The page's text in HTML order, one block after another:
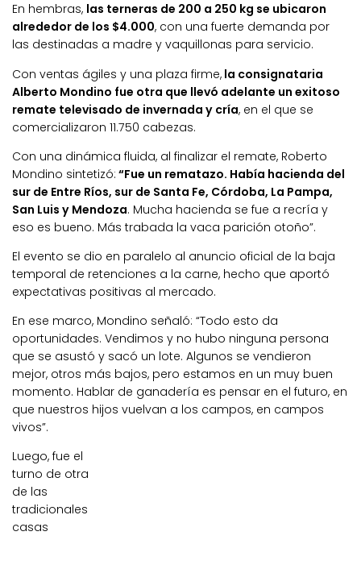
En hembras, las terneras de 200 a 250 kg se ubicaron
alrededor de los $4.000, con una fuerte demanda por
las destinadas a madre y vaquillonas para servicio.
Con ventas ágiles y una plaza firme, la consignataria
Alberto Mondino fue otra que llevó adelante un exitoso
remate televisado de invernada y cría, en el que se
comercializaron 11.750 cabezas.
Con una dinámica fluida, al finalizar el remate, Roberto
Mondino sintetizó: “Fue un rematazo. Había hacienda del
sur de Entre Ríos, sur de Santa Fe, Córdoba, La Pampa,
San Luis y Mendoza. Mucha hacienda se fue a recría y
eso es bueno. Más trabada la vaca parición otoño”.
El evento se dio en paralelo al anuncio oficial de la baja
temporal de retenciones a la carne, hecho que aportó
expectativas positivas al mercado.
En ese marco, Mondino señaló: “Todo esto da
oportunidades. Vendimos y no hubo ninguna persona
que se asustó y sacó un lote. Algunos se vendieron
mejor, otros más bajos, pero estamos en un muy buen
momento. Hablar de ganadería es pensar en el futuro, en
que nuestros hijos vuelvan a los campos, en campos
vivos”.
Luego, fue el
turno de otra
de las
tradicionales
casas